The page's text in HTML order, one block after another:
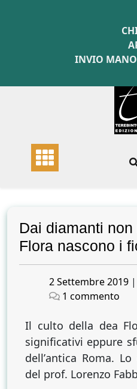
INVIO
Dai diamanti
Flora nascono i
Posted
on
2 Settembre 2019 |
1 commento
non
da
Il culto della dea
significativi eppure
dellʼantica Roma.
del prof. Lorenzo